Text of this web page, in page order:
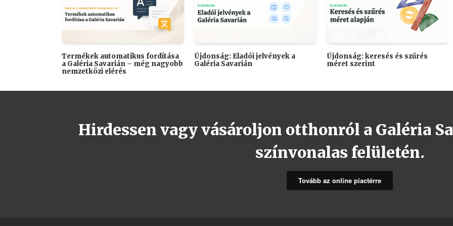
Termékek automatikus fordítása
a Galéria Savarián – még nagyobb
nemzetközi elérés
Újdonság: Eladói jelvények a
Galéria Savarián
Újdonság: keresés és szűrés
méret szerint
Hirdessen vagy vásároljon otthonról a Galéria
színvonalas felületén.
Tovább az online piactérre